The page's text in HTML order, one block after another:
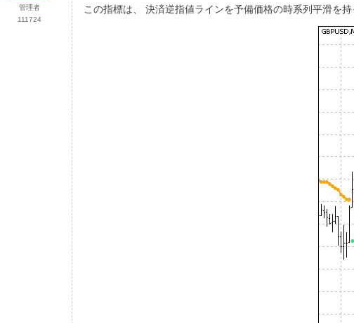
管理者
111724
この指標は、 決済逆指値ラインを予備価格の時系列平滑を